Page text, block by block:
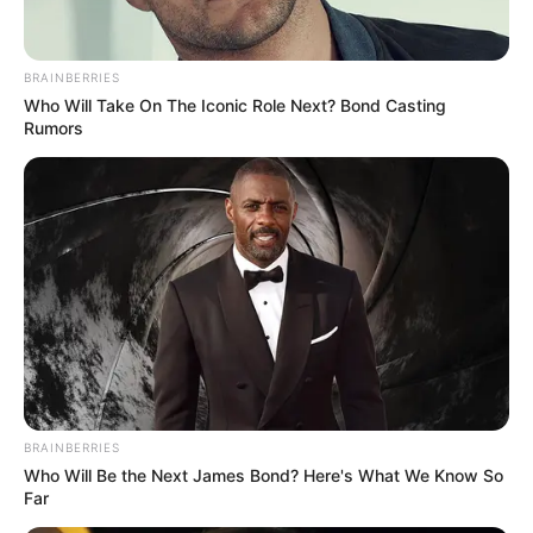
BRAINBERRIES
Who Will Take On The Iconic Role Next? Bond Casting
Rumors
BRAINBERRIES
Who Will Be the Next James Bond? Here's What We Know So
Far